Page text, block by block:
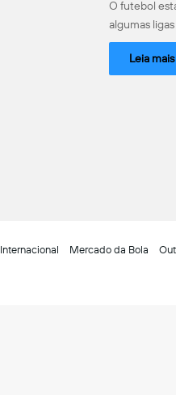
O futebol
algumas
Leia mais
Internacional Mercado da Bola